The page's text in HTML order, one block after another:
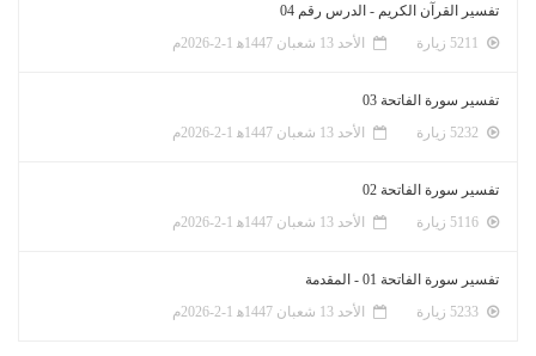
تفسير القرآن الكريم - الدرس رقم 04
الأحد 13 شعبان 1447ﻫ 1-2-2026م
تفسير سورة الفاتحة 03
الأحد 13 شعبان 1447ﻫ 1-2-2026م
تفسير سورة الفاتحة 02
الأحد 13 شعبان 1447ﻫ 1-2-2026م
تفسير سورة الفاتحة 01 - المقدمة
الأحد 13 شعبان 1447ﻫ 1-2-2026م